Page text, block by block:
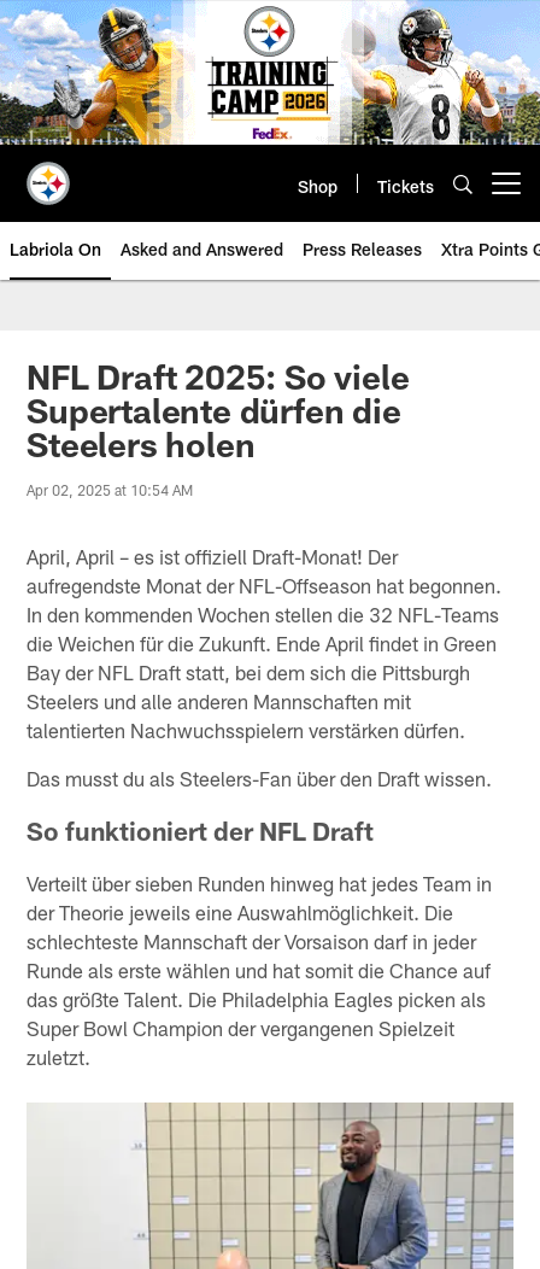
Skip
to
main
content
Shop Tickets
Labriola On Asked and Answered Press Releases Xtra Points
NFL Draft 2025: So viele
Supertalente dürfen die
Steelers holen
Apr 02, 2025 at 10:54 AM
April, April – es ist offiziell Draft-Monat! Der
aufregendste Monat der NFL-Offseason hat begonnen.
In den kommenden Wochen stellen die 32 NFL-Teams
die Weichen für die Zukunft. Ende April findet in Green
Bay der NFL Draft statt, bei dem sich die Pittsburgh
Steelers und alle anderen Mannschaften mit
talentierten Nachwuchsspielern verstärken dürfen.
Das musst du als Steelers-Fan über den Draft wissen.
So funktioniert der NFL Draft
Verteilt über sieben Runden hinweg hat jedes Team in
der Theorie jeweils eine Auswahlmöglichkeit. Die
schlechteste Mannschaft der Vorsaison darf in jeder
Runde als erste wählen und hat somit die Chance auf
das größte Talent. Die Philadelphia Eagles picken als
Super Bowl Champion der vergangenen Spielzeit
zuletzt.